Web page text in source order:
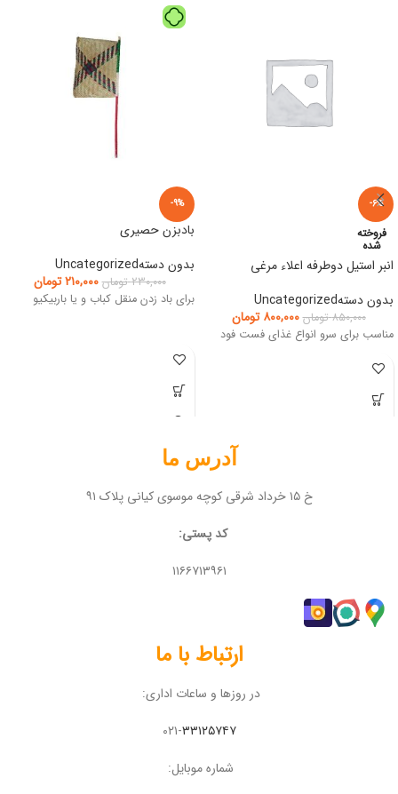
-6%
فروخته
شده
انبر استیل دوطرفه اعلاء مرغی
بدون دستهUncategorized
۸۵۰,۰۰۰ تومان ۸۰۰,۰۰۰ تومان
مناسب برای سرو انواع غذای فست فود
-9%
بادبزن حصیری
بدون دستهUncategorized
۲۳۰,۰۰۰ تومان ۲۱۰,۰۰۰ تومان
برای باد زدن منقل کباب و یا باربیکیو
آدرس ما
خ ۱۵ خرداد شرقی کوچه موسوی کیانی پلاک ۹۱
کد پستی:
۱۱۶۶۷۱۳۹۶۱
ارتباط با ما
در روزها و ساعات اداری:
۰۲۱-۳۳۱۲۵۷۴۷
شماره موبایل: